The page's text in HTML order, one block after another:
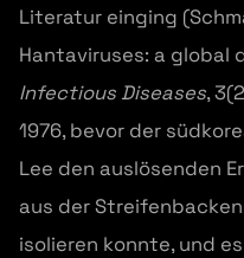
Literatur einging
Hantaviruses: a global
Infectious Diseases,
1976, bevor der
Lee den auslösenden
aus der
isolieren konnte, und